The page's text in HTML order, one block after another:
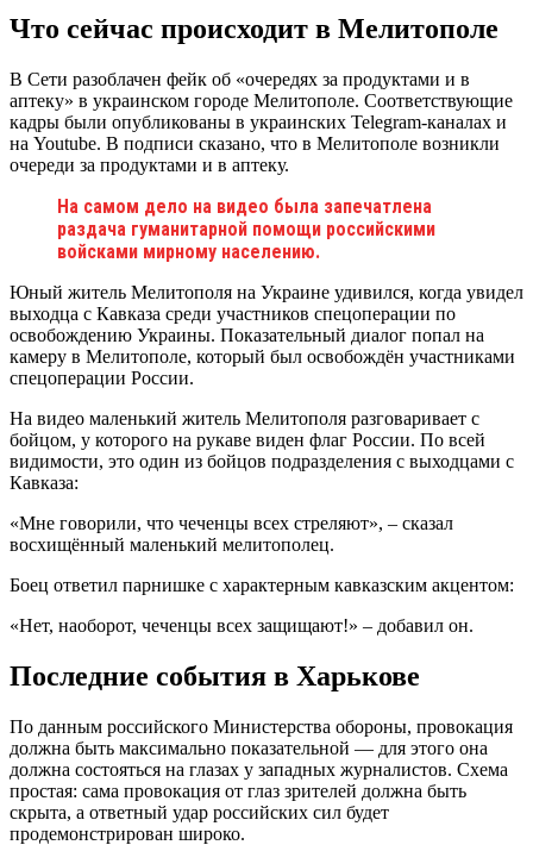
Что сейчас происходит в Мелитополе
В Сети разоблачен фейк об «очередях за продуктами и в
аптеку» в украинском городе Мелитополе. Соответствующие
кадры были опубликованы в украинских Telegram-каналах и
на Youtube. В подписи сказано, что в Мелитополе возникли
очереди за продуктами и в аптеку.
На самом дело на видео была запечатлена
раздача гуманитарной помощи российскими
войсками мирному населению.
Юный житель Мелитополя на Украине удивился, когда увидел
выходца с Кавказа среди участников спецоперации по
освобождению Украины. Показательный диалог попал на
камеру в Мелитополе, который был освобождён участниками
спецоперации России.
На видео маленький житель Мелитополя разговаривает с
бойцом, у которого на рукаве виден флаг России. По всей
видимости, это один из бойцов подразделения с выходцами с
Кавказа:
«Мне говорили, что чеченцы всех стреляют», – сказал
восхищённый маленький мелитополец.
Боец ответил парнишке с характерным кавказским акцентом:
«Нет, наоборот, чеченцы всех защищают!» – добавил он.
Последние события в Харькове
По данным российского Министерства обороны, провокация
должна быть максимально показательной — для этого она
должна состояться на глазах у западных журналистов. Схема
простая: сама провокация от глаз зрителей должна быть
скрыта, а ответный удар российских сил будет
продемонстрирован широко.